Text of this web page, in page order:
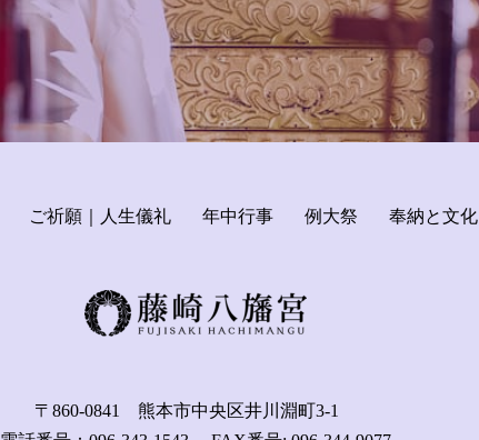
ご祈願｜人生儀礼 年中行事 例大祭 奉納と文化
〒860-0841 熊本市中央区井川淵町3-1